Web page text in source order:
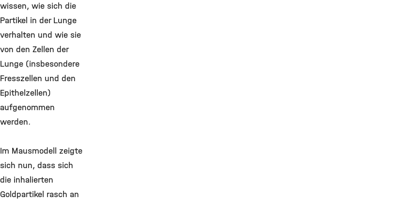
wissen, wie sich die
Partikel in der Lunge
verhalten und wie sie
von den Zellen der
Lunge (insbesondere
Fresszellen und den
Epithelzellen)
aufgenommen
werden.
Im Mausmodell zeigte
sich nun, dass sich
die inhalierten
Goldpartikel rasch an